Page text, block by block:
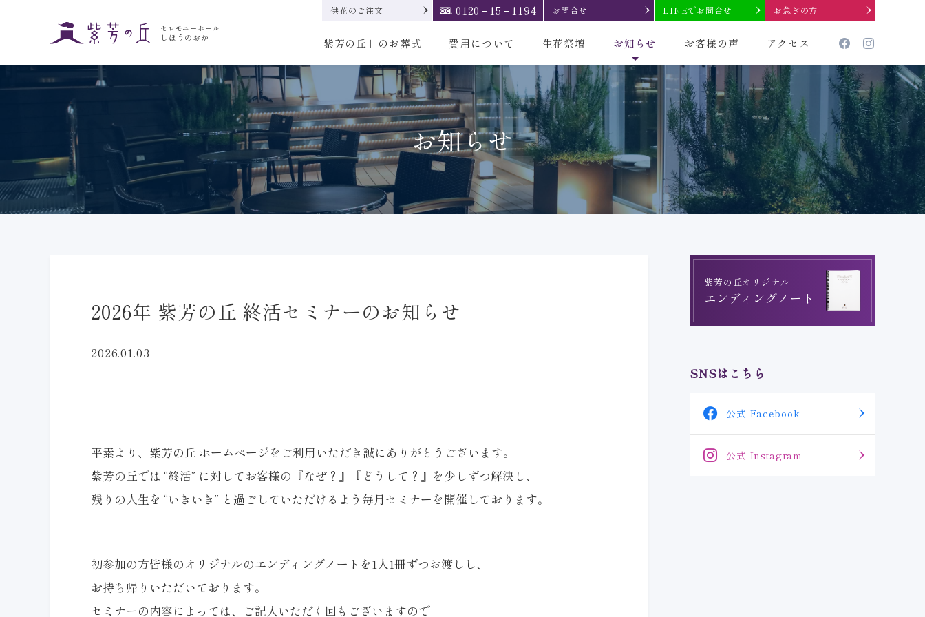
セレモニーホール
しほうのおか
供花のご注文 0120 15 1194 お問合せ LINEでお問合せ お急ぎの方
「紫芳の丘」のお葬式 費用について 生花祭壇 お知らせ お客様の声 アクセス
お知らせ
2026年 紫芳の丘 終活セミナーのお知らせ
2026.01.03
平素より、紫芳の丘 ホームページをご利用いただき誠にありがとうございます。
紫芳の丘では “終活” に対してお客様の『なぜ？』『どうして？』を少しずつ解決し、
残りの人生を “いきいき” と過ごしていただけるよう毎月セミナーを開催しております。
初参加の方皆様のオリジナルのエンディングノートを1人1冊ずつお渡しし、
お持ち帰りいただいております。
セミナーの内容によっては、ご記入いただく回もございますので
紫芳の丘オリジナル
エンディングノート
SNSはこちら
公式 Facebook
公式 Instagram